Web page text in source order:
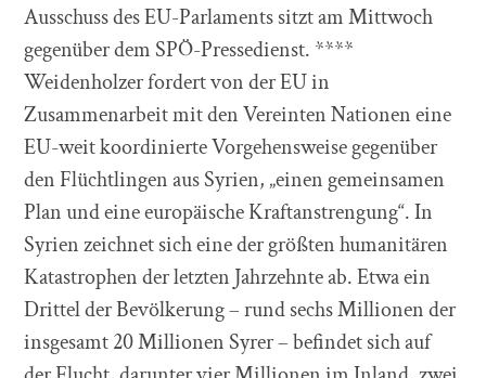
Ausschuss des EU-Parlaments sitzt am Mittwoch
gegenüber dem SPÖ-Pressedienst. ****
Weidenholzer fordert von der EU in
Zusammenarbeit mit den Vereinten Nationen eine
EU-weit koordinierte Vorgehensweise gegenüber
den Flüchtlingen aus Syrien, „einen gemeinsamen
Plan und eine europäische Kraftanstrengung“. In
Syrien zeichnet sich eine der größten humanitären
Katastrophen der letzten Jahrzehnte ab. Etwa ein
Drittel der Bevölkerung – rund sechs Millionen der
insgesamt 20 Millionen Syrer – befindet sich auf